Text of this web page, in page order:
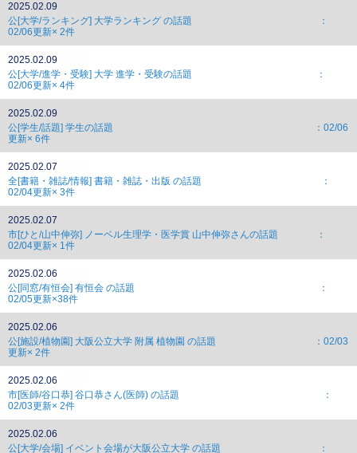
2025.02.09
公[大学/ランキング] 大学ランキング の話題 ：
02/06更新× 2件
2025.02.09
公[大学/進学・受験] 大学 進学・受験の話題 ：
02/06更新× 4件
2025.02.09
公[学生/話題] 学生の話題 ：02/06
更新× 6件
2025.02.07
全[書籍・雑誌/情報] 書籍・雑誌・出版 の話題 ：
02/04更新× 3件
2025.02.07
市[ひと/山中伸弥] ノーベル生理学・医学賞 山中伸弥さんの話題 ：
02/04更新× 1件
2025.02.06
公[同窓/有恒会] 有恒会 の話題 ：
02/05更新×38件
2025.02.06
公[施設/植物園] 大阪公立大学 附属 植物園 の話題 ：02/03
更新× 2件
2025.02.06
市[医師/谷口恭] 谷口恭さん(医師) の話題 ：
02/03更新× 2件
2025.02.06
公[大学/会場] イベント会場が大阪公立大学 の話題 ：